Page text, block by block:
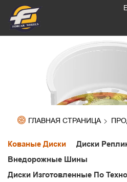
ГЛАВНАЯ СТРАНИЦА
Кованые Диски
Диски
Внедорожные Шины
Диски Изготовленные По